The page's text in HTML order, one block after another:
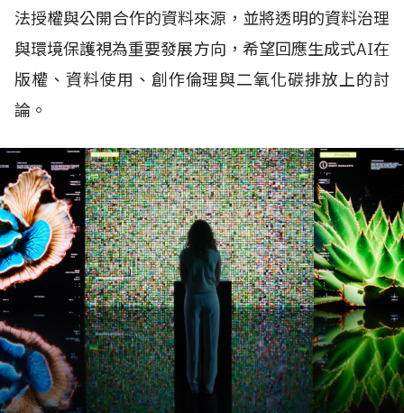
法授權與公開合作的資料來源，並將透明的資料治理
與環境保護視為重要發展方向，希望回應生成式AI在
版權、資料使用、創作倫理與二氧化碳排放上的討
論。